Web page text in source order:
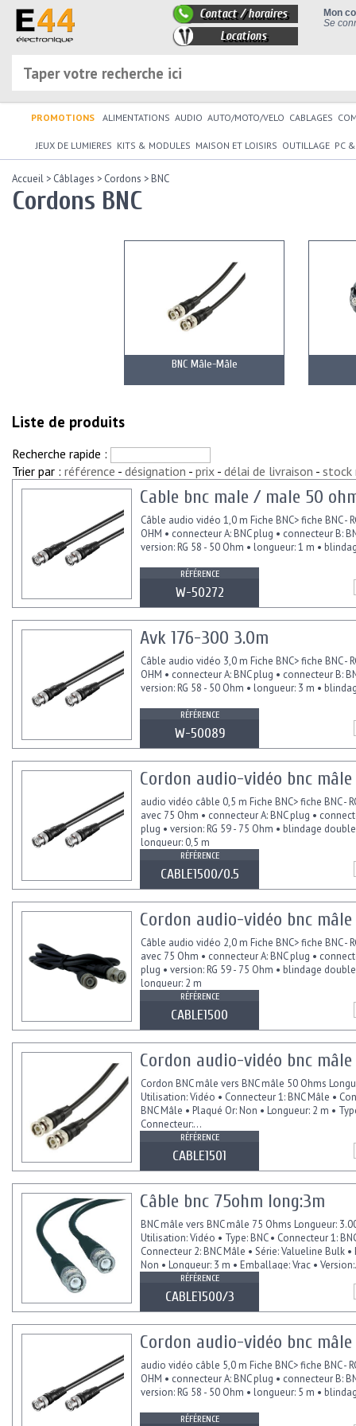
Mon
Se
Contact / horaires
Locations
PROMOTIONS ALIMENTATIONS AUDIO AUTO/MOTO/VELO CABLAGES
JEUX DE LUMIERES KITS & MODULES MAISON ET LOISIRS OUTILLAGE PC
Accueil > Câblages > Cordons >BNC
Cordons BNC
BNC Mâle-Mâle
Liste de produits
Trier par : référence - désignation - prix - délai de livraison - stock
Recherche rapide :
Cable bnc male / male 50
Câble audio vidéo 1,0 m Fiche BNC> fiche BNC -
OHM • connecteur A: BNC plug • connecteur B:
version: RG 58 - 50 Ohm • longueur: 1 m •
RÉFÉRENCE
W-50272
Avk 176-300 3.0m
Câble audio vidéo 3,0 m Fiche BNC> fiche BNC -
OHM • connecteur A: BNC plug • connecteur B:
version: RG 58 - 50 Ohm • longueur: 3 m •
RÉFÉRENCE
W-50089
Cordon audio-vidéo bnc
audio vidéo câble 0,5 m Fiche BNC> fiche BNC -
avec 75 Ohm • connecteur A: BNC plug •
plug • version: RG 59 - 75 Ohm • blindage
longueur: 0,5 m
RÉFÉRENCE
CABLE1500/0.5
Cordon audio-vidéo bnc
Câble audio vidéo 2,0 m Fiche BNC> fiche BNC -
avec 75 Ohm • connecteur A: BNC plug •
plug • version: RG 59 - 75 Ohm • blindage
longueur: 2 m
RÉFÉRENCE
CABLE1500
Cordon audio-vidéo bnc
Cordon BNC mâle vers BNC mâle 50 Ohms
Utilisation: Vidéo • Connecteur 1: BNC Mâle •
BNC Mâle • Plaqué Or: Non • Longueur: 2 m •
Connecteur:...
RÉFÉRENCE
CABLE1501
Câble bnc 75ohm long:3m
BNC mâle vers BNC mâle 75 Ohms Longueur:
Utilisation: Vidéo • Type: BNC • Connecteur 1:
Connecteur 2: BNC Mâle • Série: Valueline Bulk •
Non • Longueur: 3 m • Emballage: Vrac •
RÉFÉRENCE
CABLE1500/3
Cordon audio-vidéo bnc
audio vidéo câble 5,0 m Fiche BNC> fiche BNC -
OHM • connecteur A: BNC plug • connecteur B:
version: RG 58 - 50 Ohm • longueur: 5 m •
RÉFÉRENCE